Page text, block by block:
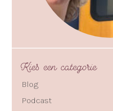
Kies een categorie
Blog
Podcast